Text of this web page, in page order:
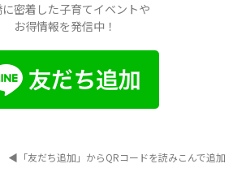
密着した子育てイベントや
お得情報を発信中！
◀︎ 「友だち追加」からQRコードを読みこんで追加